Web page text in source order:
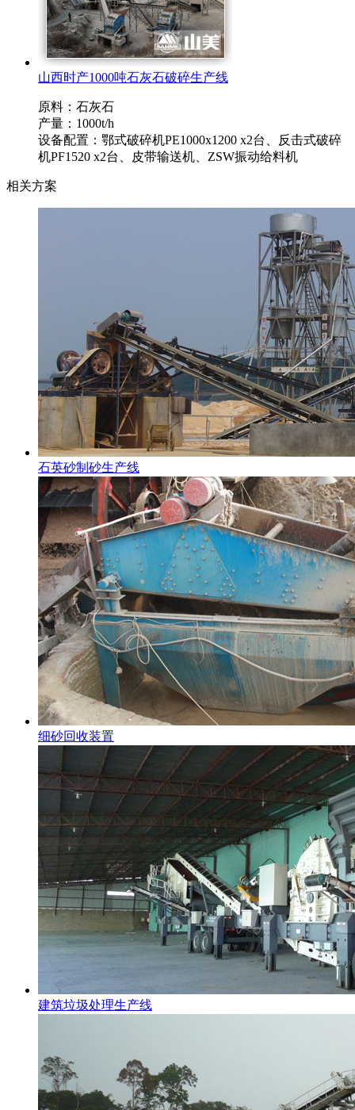
山西时产1000吨石灰石破碎生产线
原料：石灰石
产量：1000t/h
设备配置：鄂式破碎机PE1000x1200 x2台、反击式破碎
机PF1520 x2台、皮带输送机、ZSW振动给料机
相关方案
石英砂制砂生产线
细砂回收装置
建筑垃圾处理生产线